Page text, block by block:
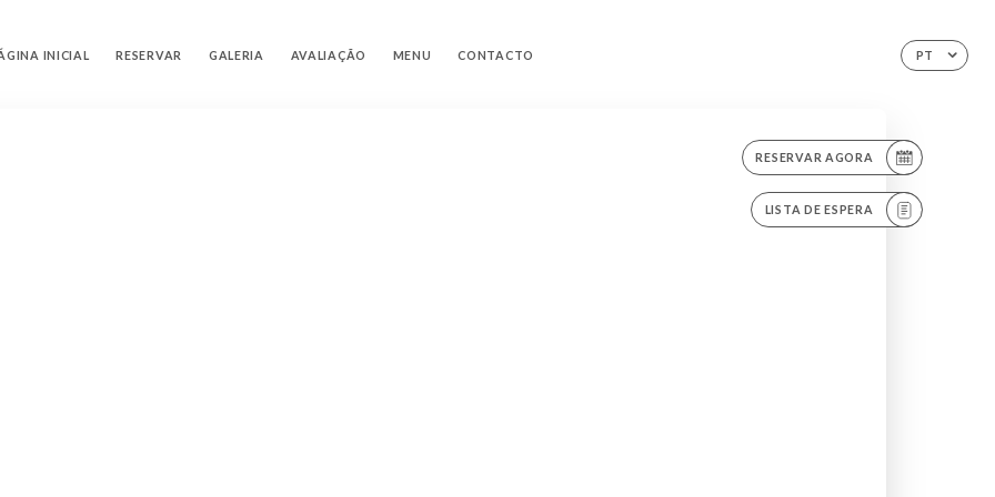
PT
INICIAL RESERVAR GALERIA AVALIAÇÃO MENU CONTACTO
RESERVAR AGORA
LISTA DE ESPERA